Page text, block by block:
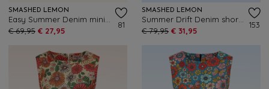
SMASHED LEMON
€ 69,95 € 27,95
81
SMASHED LEMON
€ 79,95 € 31,95
153